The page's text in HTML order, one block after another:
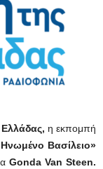
η εκπομπή
Βασίλειο»
Gonda Van Steen.